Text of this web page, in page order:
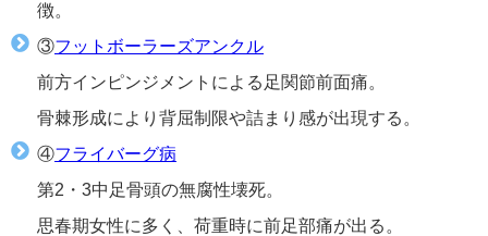
徴。
③フットボーラーズアンクル
前方インピンジメントによる足関節前面痛。
骨棘形成により背屈制限や詰まり感が出現する。
④フライバーグ病
第2・3中足骨頭の無腐性壊死。
思春期女性に多く、荷重時に前足部痛が出る。